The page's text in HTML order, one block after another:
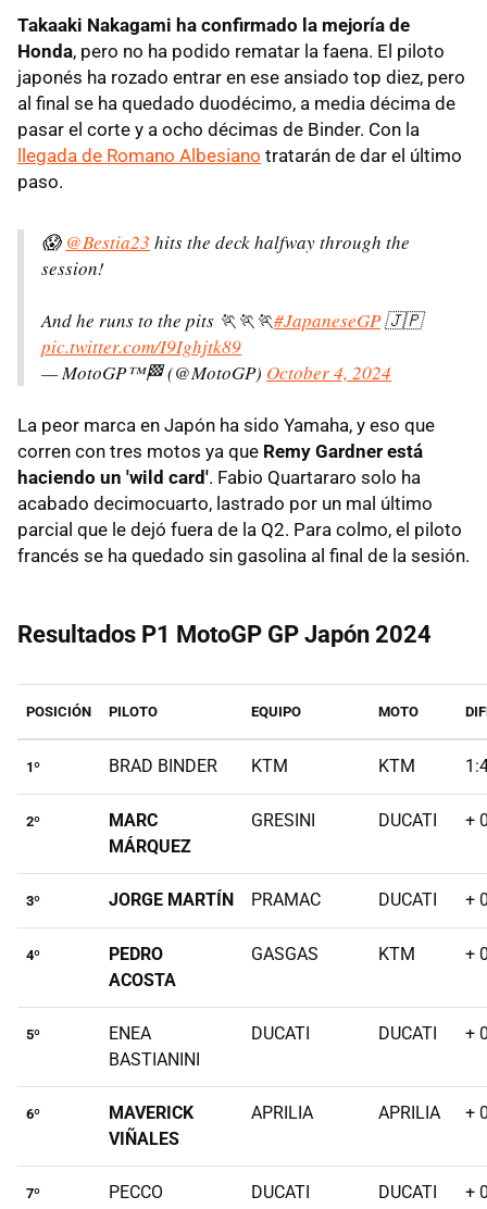
Takaaki Nakagami ha confirmado la mejoría de
Honda, pero no ha podido rematar la faena. El piloto
japonés ha rozado entrar en ese ansiado top diez, pero
al final se ha quedado duodécimo, a media décima de
pasar el corte y a ocho décimas de Binder. Con la
llegada de Romano Albesiano tratarán de dar el último
paso.
😱 @Bestia23 hits the deck halfway through the
session!
And he runs to the pits 🏃🏃🏃#JapaneseGP🇯🇵
pic.twitter.com/I9Ighjtk89
— MotoGP™🏁 (@MotoGP) October 4, 2024
La peor marca en Japón ha sido Yamaha, y eso que
corren con tres motos ya que Remy Gardner está
haciendo un 'wild card'. Fabio Quartararo solo ha
acabado decimocuarto, lastrado por un mal último
parcial que le dejó fuera de la Q2. Para colmo, el piloto
francés se ha quedado sin gasolina al final de la sesión.
Resultados P1 MotoGP GP Japón 2024
POSICIÓN PILOTO EQUIPO MOTO
1º BRAD BINDER KTM KTM
2º
MARC
MÁRQUEZ
GRESINI DUCATI +
3º JORGE MARTÍN PRAMAC DUCATI +
4º
PEDRO
ACOSTA
GASGAS KTM +
5º
ENEA
BASTIANINI
DUCATI DUCATI +
6º
MAVERICK
VIÑALES
APRILIA APRILIA +
7º
PECCO
DUCATI DUCATI +